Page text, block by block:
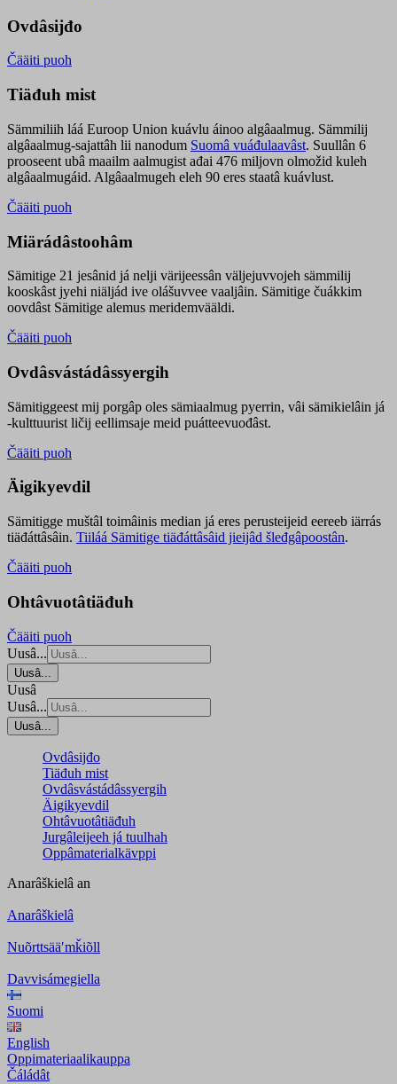
Ovdâsijđo
Čääiti puoh
Tiäđuh mist
Sämmiliih láá Euroop Union kuávlu áinoo algâaalmug. Sämmilij
algâaalmug-sajattâh lii nanodum Suomâ vuáđulaavâst. Suullân 6
prooseent ubâ maailm aalmugist ađai 476 miljovn olmožid kuleh
algâaalmugáid. Algâaalmugeh eleh 90 eres staatâ kuávlust.
Čääiti puoh
Miärádâstoohâm
Sämitige 21 jesânid já nelji värijeessân väljejuvvojeh sämmilij
kooskâst jyehi niäljád ive olášuvvee vaaljâin. Sämitige čuákkim
oovdâst Sämitige alemus meridemvääldi.
Čääiti puoh
Ovdâsvástádâssyergih
Sämitiggeest mij porgâp oles sämiaalmug pyerrin, vâi sämikielâin já
-kulttuurist ličij eellimsaje meid puátteevuođâst.
Čääiti puoh
Äigikyevdil
Sämitigge muštâl toimâinis median já eres perusteijeid eereeb iärrás
tiäđáttâsâin. Tiiláá Sämitige tiäđáttâsâid jieijâd šleđgâpoostân.
Čääiti puoh
Ohtâvuotâtiäđuh
Čääiti puoh
Uusâ...
Uusâ...
Uusâ
Uusâ...
Uusâ...
Ovdâsijđo
Tiäđuh mist
Ovdâsvástádâssyergih
Äigikyevdil
Ohtâvuotâtiäđuh
Jurgâleijeeh já tuulhah
Oppâmaterialkävppi
Anarâškielâ an
Anarâškielâ
Nuõrttsääʹmǩiõll
Davvisámegiella
Suomi
English
Oppimateriaalikauppa
Čáládât